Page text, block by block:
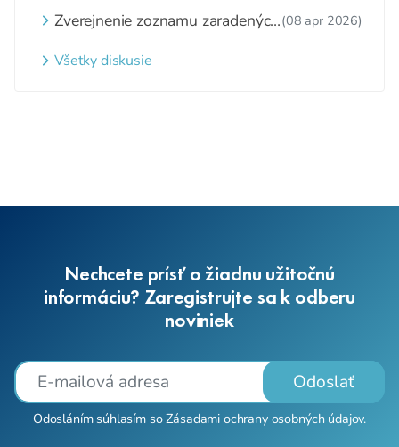
Zverejnenie zoznamu zaradených
webovom sídle
(08 apr 2026)
Všetky diskusie
Nechcete prísť o žiadnu užitočnú
informáciu? Zaregistrujte sa k odberu
noviniek
Odoslať
Odosláním súhlasím soZásadami ochrany osobných údajov.